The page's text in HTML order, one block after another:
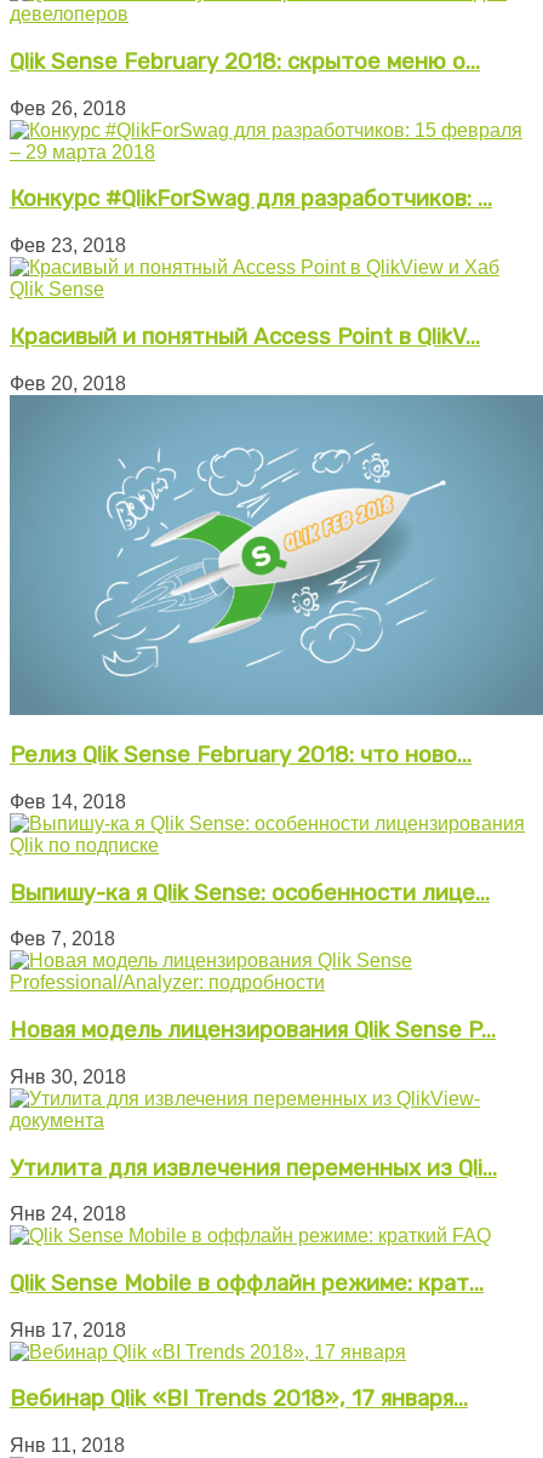
Qlik Sense February 2018: скрытое меню о...
Фев 26, 2018
Конкурс #QlikForSwag для разработчиков: ...
Фев 23, 2018
Красивый и понятный Access Point в QlikV...
Фев 20, 2018
Релиз Qlik Sense February 2018: что ново...
Фев 14, 2018
Выпишу-ка я Qlik Sense: особенности лице...
Фев 7, 2018
Новая модель лицензирования Qlik Sense P...
Янв 30, 2018
Утилита для извлечения переменных из Qli...
Янв 24, 2018
Qlik Sense Mobile в оффлайн режиме: крат...
Янв 17, 2018
Вебинар Qlik «BI Trends 2018», 17 января...
Янв 11, 2018